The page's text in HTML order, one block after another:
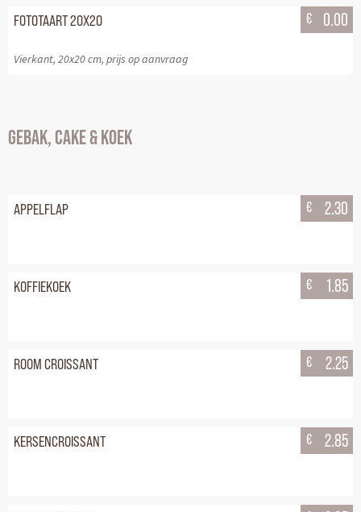
FOTOTAART 20X20
Vierkant, 20x20 cm, prijs op aanvraag
€ 0.00
GEBAK, CAKE & KOEK
APPELFLAP € 2.30
KOFFIEKOEK € 1.85
ROOM CROISSANT € 2.25
KERSENCROISSANT € 2.85